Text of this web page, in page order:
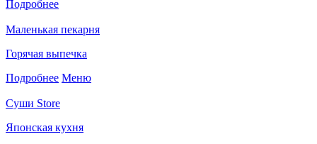
Подробнее
Маленькая пекарня
Горячая выпечка
Подробнее Меню
Суши Store
Японская кухня